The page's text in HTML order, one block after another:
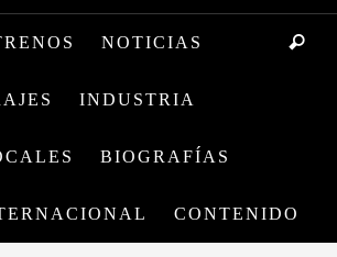
NOTICIAS
INDUSTRIA
BIOGRAFÍAS
CONTENIDO